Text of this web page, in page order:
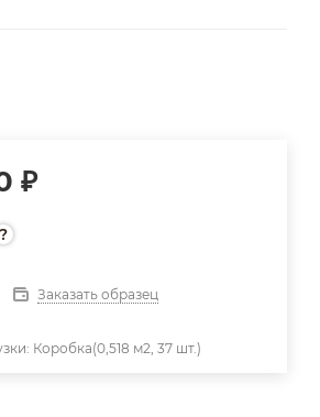
₽
Заказать образец
Коробка(0,518 м2, 37 шт.)